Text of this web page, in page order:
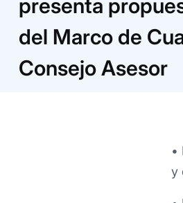
presenta
del Marco de
Consejo Asesor
•
y